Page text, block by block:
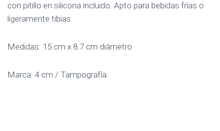
con pitillo en silicona incluido. Apto para bebidas frías o
ligeramente tibias
Medidas: 15 cm x 8.7 cm diámetro
Marca: 4 cm / Tampografía.